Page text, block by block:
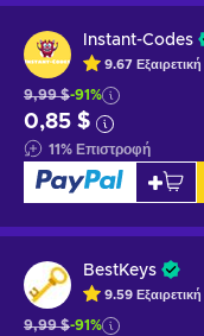
Instant-Codes
9.67 Εξαιρετική
9,99 $-91%
0,85 $
11% Επιστροφή
BestKeys
9.59 Εξαιρετική
9,99 $-91%